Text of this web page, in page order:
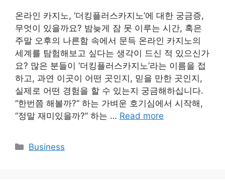
온라인 카지노, ‘더킹플러스카지노’에 대한 궁금증,
무엇이 있을까요? 밤늦게 잠 못 이루는 시간, 혹은
주말 오후의 나른함 속에서 문득 온라인 카지노의
세계를 탐험해보고 싶다는 생각이 드신 적 있으신가
요? 많은 분들이 ‘더킹플러스카지노’라는 이름을 접
하고, 과연 이곳이 어떤 곳인지, 믿을 만한 곳인지,
실제로 어떤 경험을 할 수 있는지 궁금해하십니다.
“한번쯤 해볼까?” 하는 가벼운 호기심에서 시작해,
“정말 재미있을까?” 하는 … Read more
Categories
Business